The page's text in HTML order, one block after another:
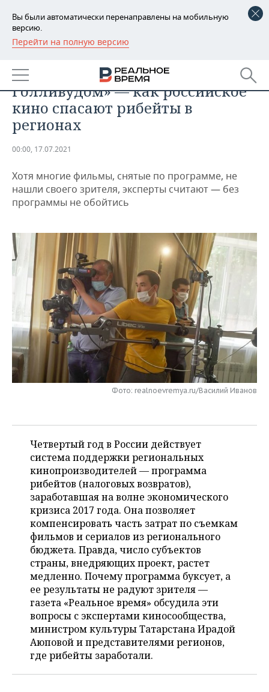
Вы были автоматически перенаправлены на мобильную
версию.
Перейти на полную версию
РЕГИОНЫ
БАШКОРТОСТАН
ТАТАРСТАН
УДМУРТИЯ
НОВОСТИ
АНАЛИТИКА
НОВОСТИ АНАЛИТИКИ
ДЕКЛАРАЦИИ О ДОХОДАХ
КОРОЛИ ГОСЗАКАЗА ПФО
ВУЗЫ ТАТАРСТАНА
КОМУ ПРИНАДЛЕЖАТ
ТОРГОВЫЕ ЦЕНТРЫ
ТАТАРСТАНА
ЭКОНОМИКА
НОВОСТИ ЭКОНОМИКИ
ФИНАНСЫ
БАНКИ
БЮДЖЕТ
ИНВЕСТИЦИИ
ПРОМЫШЛЕННОСТЬ
НОВОСТИ
ПРОМЫШЛЕННОСТИ
МАШИНОСТРОЕНИЕ
НЕФТЕХИМИЯ
НЕФТЬ
ОПК
ЭНЕРГЕТИКА
НЕДВИЖИМОСТЬ
НОВОСТИ НЕДВИЖИМОСТИ
АВТО
НОВОСТИ АВТО
БИЗНЕС
НОВОСТИ БИЗНЕСА
РОЗНИЧНАЯ ТОРГОВЛЯ
ТРАНСПОРТ
УСЛУГИ
ТЕХНОЛОГИИ
НОВОСТИ ТЕХНОЛОГИЙ
IT
МЕДИА
ТЕЛЕКОММУНИКАЦИИ
МЕРОПРИЯТИЯ
НОВОСТИ МЕРОПРИЯТИЙ
ВЫЕЗДНАЯ РЕДАКЦИЯ
БИЗНЕС-БРАНЧИ
ОТКРЫТАЯ ЛЕКЦИЯ
СПОРТ
НОВОСТИ СПОРТА
ФУТБОЛ
БАСКЕТБОЛ
ВОЛЕЙБОЛ
КИБЕРСПОРТ
ФИГУРНОЕ КАТАНИЕ
ВОДНЫЕ ВИДЫ СПОРТА
ХОККЕЙ С МЯЧОМ
ОБЩЕСТВО
НОВОСТИ ОБЩЕСТВА
ИНФРАСТРУКТУРА
ИСТОРИЯ
КУЛЬТУРА
МЕДИЦИНА
ОБРАЗОВАНИЕ
ПРОИСШЕСТВИЯ
ФОТОГАЛЕРЕЯ
СПИСОК ПЕРСОН
СПИСОК КОМПАНИЙ
ПОЛНАЯ ВЕРСИЯ
«Нужно как-то бороться с
Голливудом» — как российское
кино спасают рибейты в
регионах
00:00, 17.07.2021
Хотя многие фильмы, снятые по программе, не
нашли своего зрителя, эксперты считают — без
программы не обойтись
Фото: realnoevremya.ru/Василий Иванов
Четвертый год в России действует
система поддержки региональных
кинопроизводителей — программа
рибейтов (налоговых возвратов),
заработавшая на волне экономического
кризиса 2017 года. Она позволяет
компенсировать часть затрат по съемкам
фильмов и сериалов из регионального
бюджета. Правда, число субъектов
страны, внедряющих проект, растет
медленно. Почему программа буксует, а
ее результаты не радуют зрителя —
газета «Реальное время» обсудила эти
вопросы с экспертами киносообщества,
министром культуры Татарстана Ирадой
Аюповой и представителями регионов,
где рибейты заработали.